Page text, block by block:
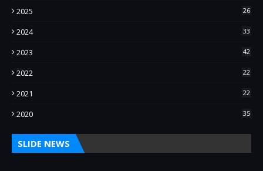
2025 26
2024 33
2023 42
2022 22
2021 22
2020 35
SLIDE NEWS